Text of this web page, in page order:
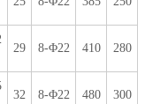
29 8-Φ22 410 280
32 8-Φ22 480 300